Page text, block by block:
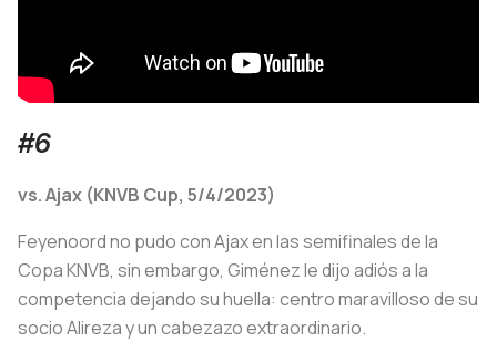
#6
vs. Ajax (KNVB Cup, 5/4/2023)
Feyenoord no pudo con Ajax en las semifinales de la
Copa KNVB, sin embargo, Giménez le dijo adiós a la
competencia dejando su huella: centro maravilloso de su
socio Alireza y un cabezazo extraordinario.